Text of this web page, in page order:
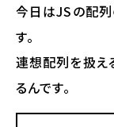
今日はJSの配列
す。
連想配列を扱え
るんです。